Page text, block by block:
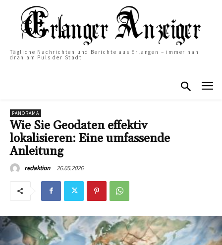
Tägliche Nachrichten und Berichte aus Erlangen – immer nah
dran am Puls der Stadt
PANORAMA
Wie Sie Geodaten effektiv
lokalisieren: Eine umfassende
Anleitung
redaktion 26.05.2026